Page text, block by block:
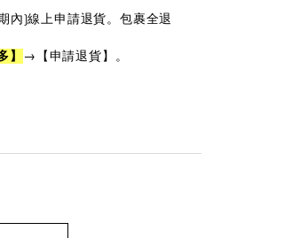
內)線上申請退貨。包裹全退
】 →【申請退貨】。